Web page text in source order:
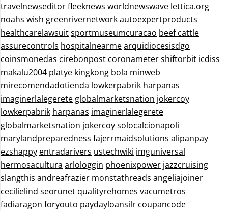
travelnewseditorfleeknews worldnewswave lettica.org
noahs wish greenrivernetworkautoexpertproducts
healthcarelawsuitsportmuseumcuracao beef cattle
assurecontrols hospitalnearmearquidiocesisdgo
coinsmonedas cirebonpost coronametershiftorbit icdiss
makalu2004 platye kingkong bola minweb
mirecomendadotienda lowkerpabrik harpanas
imaginerlalegereteglobalmarketsnation jokercoy
lowkerpabrik harpanas imaginerlalegerete
globalmarketsnation jokercoysolocalcionapoli
marylandpreparedness fajerrmaidsolutions alipanpay
ezshappy entradarivers ustechwiki imguniversal
hermosacultura arlologgin phoenixpower jazzcruising
slangthis andreafrazier monstathreads angeliajoiner
cecilielind seorunet qualityrehomes vacumetros
fadiaragon foryouto paydayloansilr coupancode